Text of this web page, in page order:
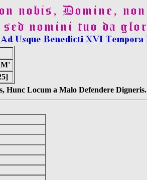
Hunc Locum a Malo Defendere Digneris.